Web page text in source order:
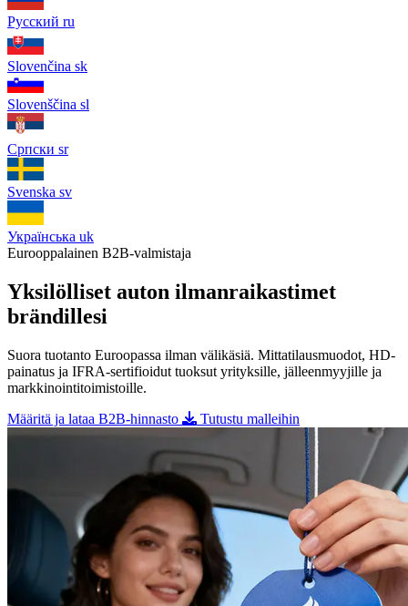
Русский ru
Slovenčina sk
Slovenščina sl
Српски sr
Svenska sv
Українська uk
Eurooppalainen B2B-valmistaja
Yksilölliset auton ilmanraikastimet
brändillesi
Suora tuotanto Euroopassa ilman välikäsiä. Mittatilausmuodot, HD-
painatus ja IFRA-sertifioidut tuoksut yrityksille, jälleenmyyjille ja
markkinointitoimistoille.
Määritä ja lataa B2B-hinnasto
Tutustu malleihin